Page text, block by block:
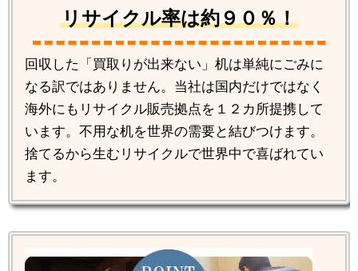
リサイクル率は約９０％！
回収した「買取りが出来ない」机は単純にごみに
なる訳ではありません。当社は国内だけではなく
海外にもリサイクル販売拠点を１２カ所提携して
います。不用な机を世界の需要と結びつけます。
捨てるから生むリサイクルで世界中で喜ばれてい
ます。